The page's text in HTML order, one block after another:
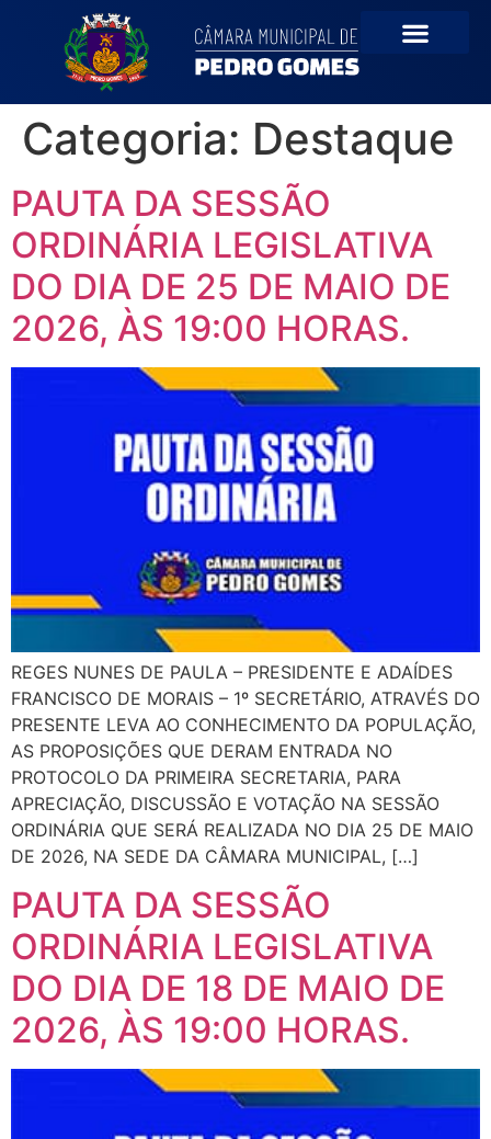
conteúdo
Categoria: Destaque
PAUTA DA SESSÃO
ORDINÁRIA LEGISLATIVA
DO DIA DE 25 DE MAIO DE
2026, ÀS 19:00 HORAS.
REGES NUNES DE PAULA – PRESIDENTE E ADAÍDES
FRANCISCO DE MORAIS – 1º SECRETÁRIO, ATRAVÉS DO
PRESENTE LEVA AO CONHECIMENTO DA POPULAÇÃO,
AS PROPOSIÇÕES QUE DERAM ENTRADA NO
PROTOCOLO DA PRIMEIRA SECRETARIA, PARA
APRECIAÇÃO, DISCUSSÃO E VOTAÇÃO NA SESSÃO
ORDINÁRIA QUE SERÁ REALIZADA NO DIA 25 DE MAIO
DE 2026, NA SEDE DA CÂMARA MUNICIPAL, […]
PAUTA DA SESSÃO
ORDINÁRIA LEGISLATIVA
DO DIA DE 18 DE MAIO DE
2026, ÀS 19:00 HORAS.